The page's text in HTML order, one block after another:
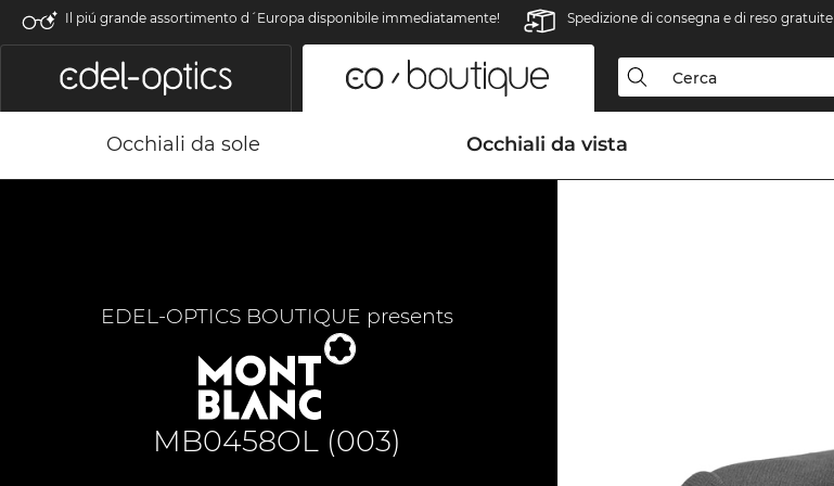
Il piú grande assortimento d´Europa disponibile immediatamente! Spedizione di consegna e di reso gratuite
Occhiali da sole Occhiali da vista
MB0458OL (003)
EDEL-OPTICS BOUTIQUE presents